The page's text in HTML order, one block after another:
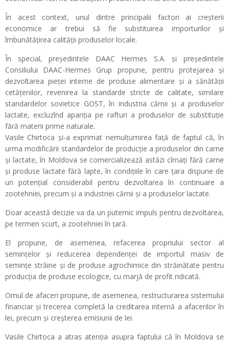
În acest context, unul dintre principalii factori ai creșterii
economice ar trebui să fie substituirea importurilor și
îmbunătățirea calității produselor locale.
În special, președintele DAAC Hermes S.A. și președintele
Consiliului DAAC-Hermes Grup propune, pentru protejarea și
dezvoltarea pieței interne de produse alimentare și a sănătății
cetățenilor, revenirea la standarde stricte de calitate, similare
standardelor sovietice GOST, în industria cărnii și a produselor
lactate, excluzînd apariția pe rafturi a produselor de substituție
fără materii prime naturale.
Vasile Chirtoca și-a exprimat nemulțumirea față de faptul că, în
urma modificării standardelor de producție a produselor din carne
și lactate, în Moldova se comercializează astăzi cîrnați fără carne
și produse lactate fără lapte, în condițiile în care țara dispune de
un potențial considerabil pentru dezvoltarea în continuare a
zootehniei, precum și a industriei cărnii și a produselor lactate.
Doar această decizie va da un puternic impuls pentru dezvoltarea,
pe termen scurt, a zootehniei în țară.
El propune, de asemenea, refacerea propriului sector al
semințelor și reducerea dependenței de importul masiv de
semințe străine și de produse agrochimice din străinătate pentru
producția de produse ecologice, cu marjă de profit ridicată.
Omul de afaceri propune, de asemenea, restructurarea sistemului
financiar și trecerea completă la creditarea internă a afacerilor în
lei, precum și creșterea emisiunii de lei.
Vasile Chirtoca a atras atenția asupra faptului că în Moldova se